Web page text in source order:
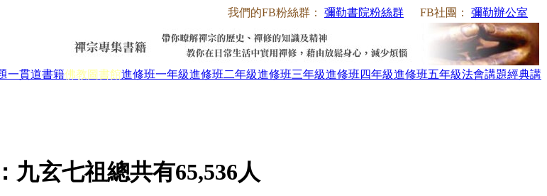
我們的FB粉絲群： 彌勒書院粉絲群 FB社團： 彌勒辦公室
一貫道書籍佛教圖書館進修班一年級進修班二年級進修班三年級進修班四年級進修班五年級法會講題經典講
九玄七祖總共有65,536人